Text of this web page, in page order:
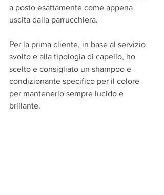
a posto esattamente come appena
uscita dalla parrucchiera.
Per la prima cliente, in base al servizio
svolto e alla tipologia di capello, ho
scelto e consigliato un shampoo e
condizionante specifico per il colore
per mantenerlo sempre lucido e
brillante.